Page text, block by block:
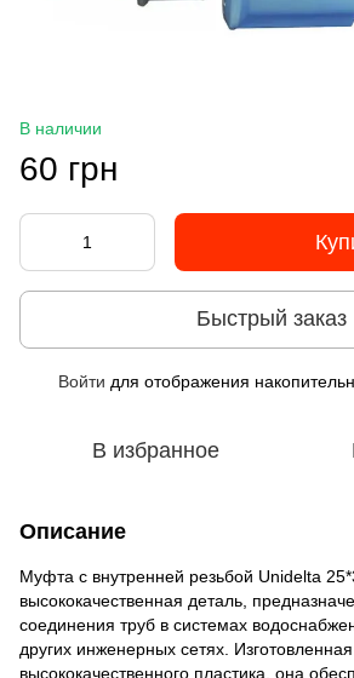
В наличии
60 грн
Быстрый заказ
Войти для отображения
В избранное
Описание
Муфта с внутренней резьбой Unidelta
высококачественная деталь,
соединения труб в системах
других инженерных сетях. Изготовленная
высококачественного пластика, она